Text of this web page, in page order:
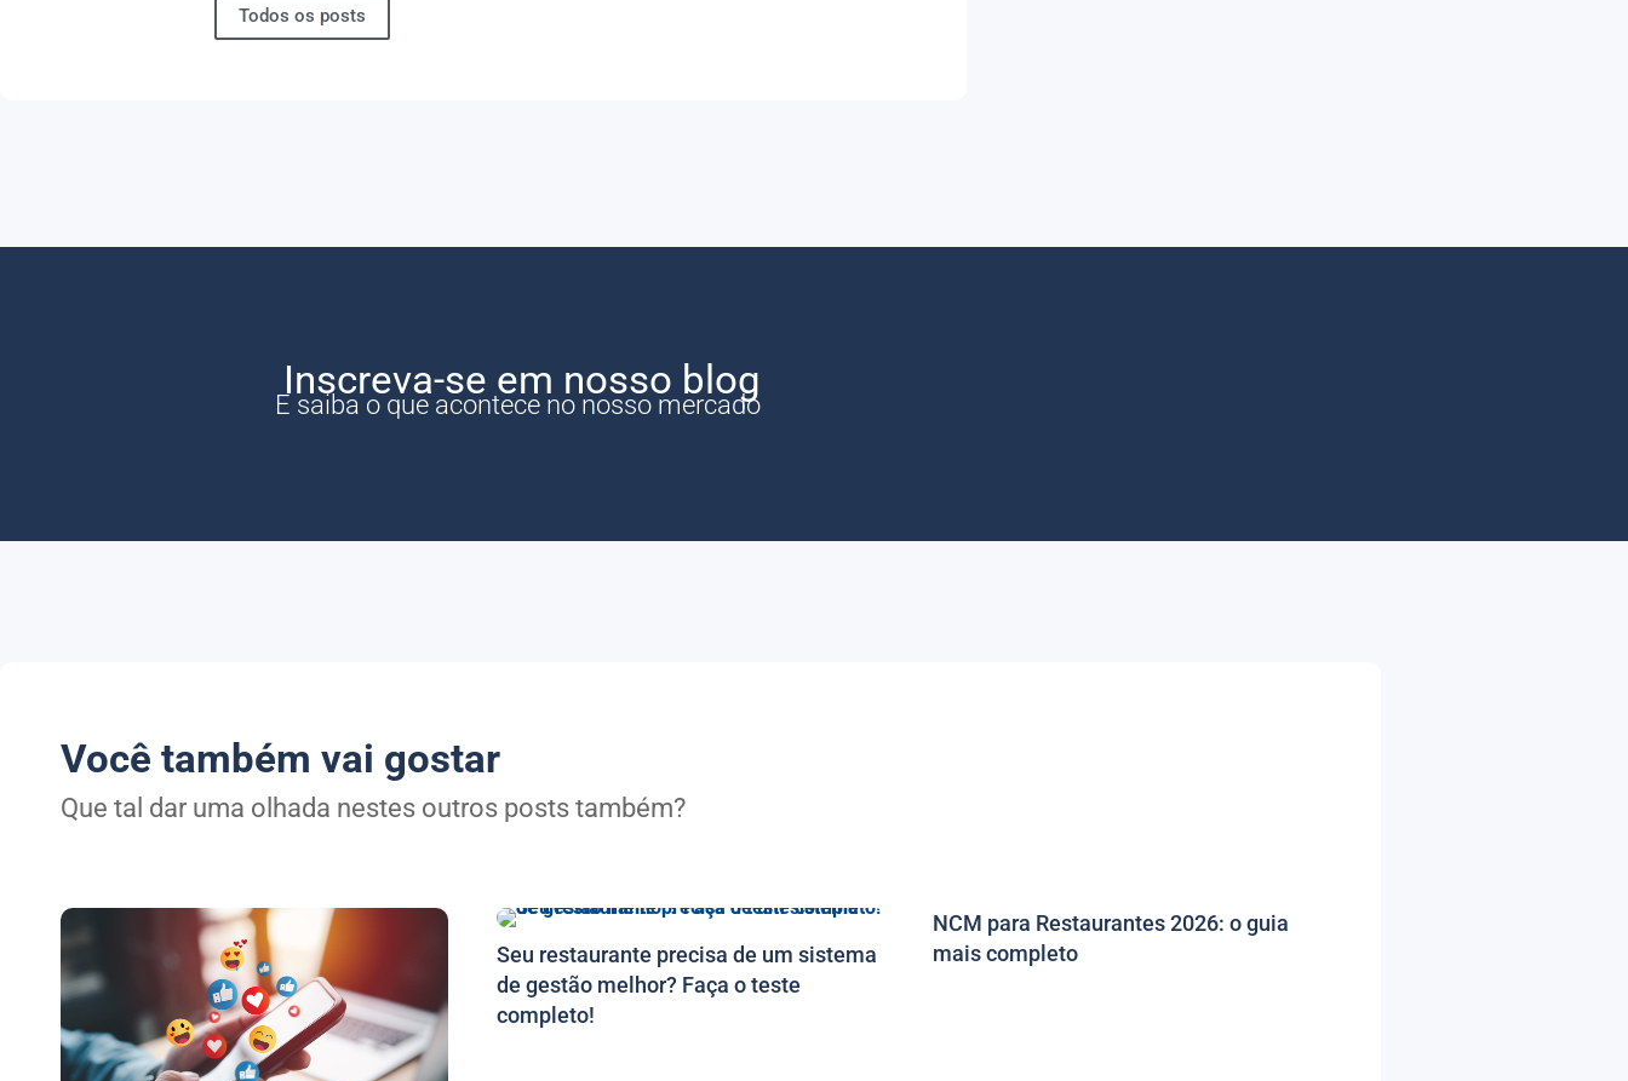
Todos os posts
Inscreva-se em nosso blog
E saiba o que acontece no nosso mercado
Você também vai gostar
Que tal dar uma olhada nestes outros posts também?
Seu restaurante precisa de um sistema
de gestão melhor? Faça o teste
completo!
NCM para Restaurantes 2026: o guia
mais completo